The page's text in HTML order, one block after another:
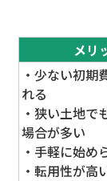
メリ
・少ない初期
れる
・狭い土地で
場合が多い
・手軽に始め
・転用性が高